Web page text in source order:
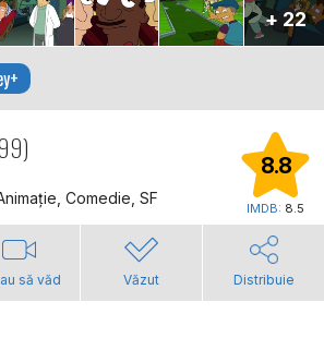
+ 22
Comedie, SF
8.8
IMDB: 8.5
să văd Văzut Distribuie